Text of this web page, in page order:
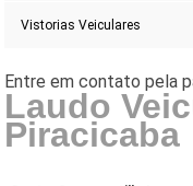
Vistorias Veiculares
Laudo
Piracicaba